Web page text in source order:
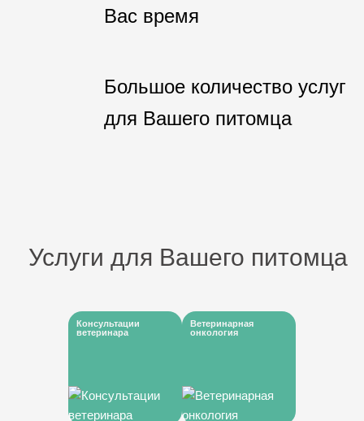
Вас время
Большое количество услуг
для Вашего питомца
Услуги для Вашего питомца
Консультации
ветеринара
Ветеринарная
онкология